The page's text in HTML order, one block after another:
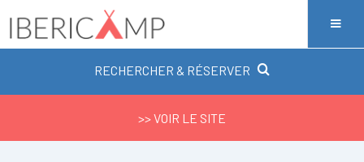
RECHERCHER & RÉSERVER
>> VOIR LE SITE